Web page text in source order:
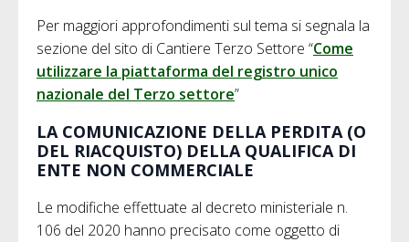
Per maggiori approfondimenti sul tema si segnala la
sezione del sito di Cantiere Terzo Settore “Come
utilizzare la piattaforma del registro unico
nazionale del Terzo settore”
LA COMUNICAZIONE DELLA PERDITA (O
DEL RIACQUISTO) DELLA QUALIFICA DI
ENTE NON COMMERCIALE
Le modifiche effettuate al decreto ministeriale n.
106 del 2020 hanno precisato come oggetto di